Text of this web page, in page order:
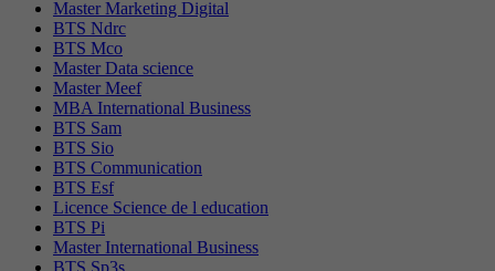
Master Marketing Digital
BTS Ndrc
BTS Mco
Master Data science
Master Meef
MBA International Business
BTS Sam
BTS Sio
BTS Communication
BTS Esf
Licence Science de l education
BTS Pi
Master International Business
BTS Sp3s